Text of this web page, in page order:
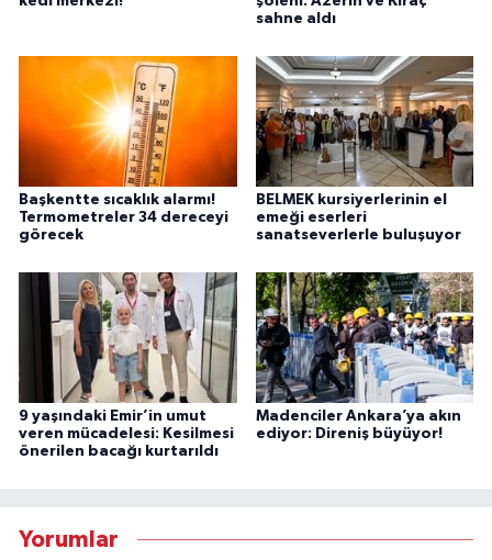
sahne aldı
Başkentte sıcaklık alarmı!
Termometreler 34 dereceyi
görecek
BELMEK kursiyerlerinin el
emeği eserleri
sanatseverlerle buluşuyor
9 yaşındaki Emir’in umut
veren mücadelesi: Kesilmesi
önerilen bacağı kurtarıldı
Madenciler Ankara’ya akın
ediyor: Direniş büyüyor!
Yorumlar